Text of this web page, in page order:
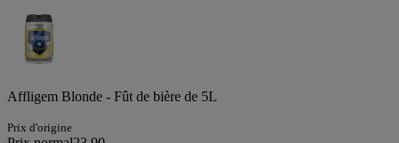
Affligem Blonde - Fût de bière de 5L
Prix d'origine